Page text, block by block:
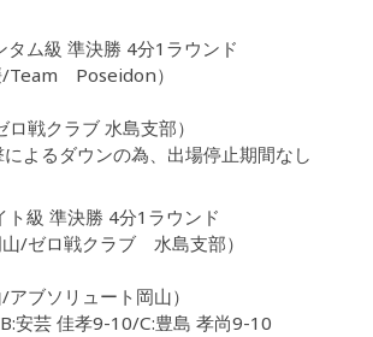
タム級 準決勝 4分1ラウンド
/Team Poseidon）
戦クラブ 水島支部）
よるダウンの為、出場停止期間なし
ト級 準決勝 4分1ラウンド
/ゼロ戦クラブ 水島支部）
ブソリュート岡山）
安芸 佳孝9-10/C:豊島 孝尚9-10